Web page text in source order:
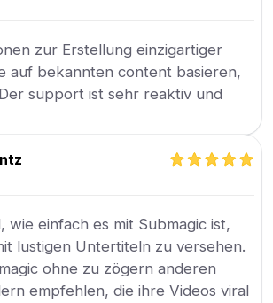
zur Erstellung einzigartiger
auf bekannten content basieren,
support ist sehr reaktiv und
wie einfach es mit Submagic ist,
lustigen Untertiteln zu versehen.
ohne zu zögern anderen
empfehlen, die ihre Videos viral